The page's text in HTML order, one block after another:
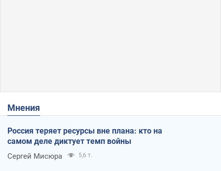
Мнения
Россия теряет ресурсы вне плана: кто на
самом деле диктует темп войны
Сергей Мисюра 5,6 т.